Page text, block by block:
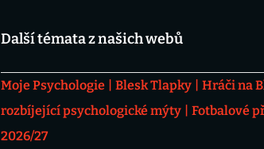
Další témata z našich webů
Moje Psychologie Blesk Tlapky Hráči na
rozbíjející psychologické mýty
Fotbalové
2026/27